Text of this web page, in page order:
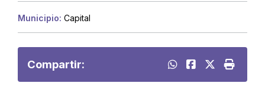
Municipio: Capital
Compartir: